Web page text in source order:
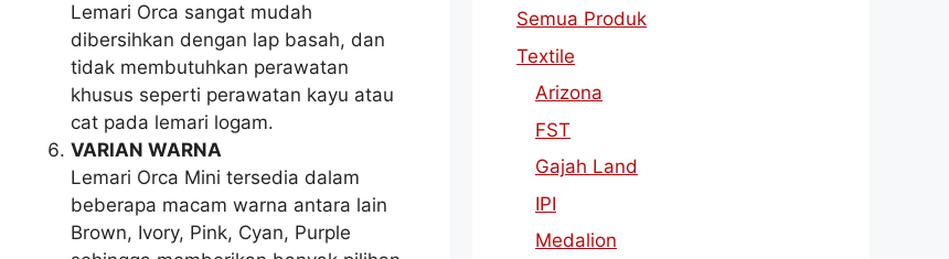
Lemari Orca sangat mudah
dibersihkan dengan lap basah, dan
tidak membutuhkan perawatan
khusus seperti perawatan kayu atau
cat pada lemari logam.
VARIAN WARNA
Lemari Orca Mini tersedia dalam
beberapa macam warna antara lain
Brown, Ivory, Pink, Cyan, Purple
Semua Produk
Textile
Arizona
FST
Gajah Land
IPI
Medalion